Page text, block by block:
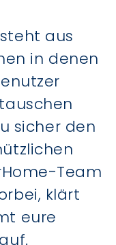
aus
in denen
sicher den
Team
klärt
eure